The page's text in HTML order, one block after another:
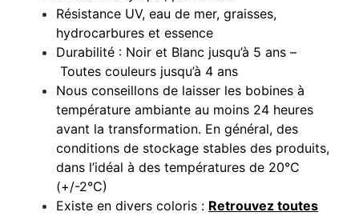
Résistance UV, eau de mer, graisses,
hydrocarbures et essence
Durabilité : Noir et Blanc jusqu’à 5 ans –
Toutes couleurs jusqu’à 4 ans
Nous conseillons de laisser les bobines à
température ambiante au moins 24 heures
avant la transformation. En général, des
conditions de stockage stables des produits,
dans l’idéal à des températures de 20°C
(+/-2°C)
Existe en divers coloris : Retrouvez toutes